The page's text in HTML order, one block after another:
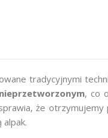
tradycyjnymi
, co
że